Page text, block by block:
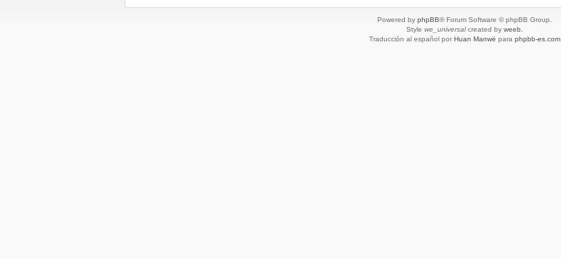
Powered by phpBB® Forum Software © phpBB Group.
Style we_universalcreated by weeb
Traducción al español por Huan Manwë para phpbb-es.com